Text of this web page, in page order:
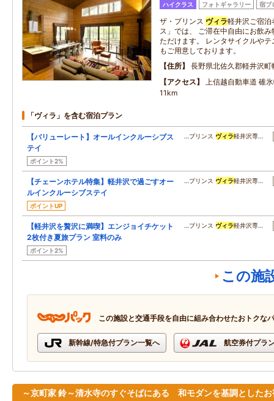
ハイクラス フォトギャラリー 宿ブ
ザ・プリンス ヴィラ軽井沢ご宿泊
ス」では、 ご滞在中自由にお飲
ただけます。 レンタサイクルや
もご用意しております。
住所
長野県北佐久郡軽井沢
アクセス
上信越自動車道 碓
11km
「ヴィラ」を含む宿泊プラン
【バリューレート】オールインクルーシブス
テイ
ポイント2%
…プリンス ヴィラ軽井沢専…
【チェーンホテル特集】軽井沢で過ごすオー
ルインクルーシブステイ
ポイントUP
…プリンス ヴィラ軽井沢専…
【軽井沢を贅沢に満喫】エンジョイチケット
2枚付き夏旅プラン 室料のみ
ポイント2%
…プリンス ヴィラ軽井沢専…
この施
この施設と交通手段を自由に組み合わせたおトクな
新幹線/特急付プラン一覧へ 航空券付プラ
～京町家 鈴～清水寺のすぐそばにある 和モダンを基調としたお